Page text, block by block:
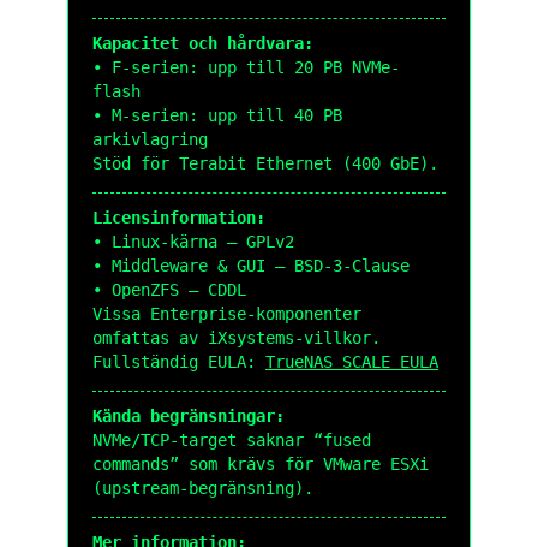
Kapacitet och hårdvara:
• F-serien: upp till 20 PB NVMe-
flash
• M-serien: upp till 40 PB
arkivlagring
Stöd för Terabit Ethernet (400 GbE).
Licensinformation:
• Linux-kärna – GPLv2
• Middleware & GUI – BSD-3-Clause
• OpenZFS – CDDL
Vissa Enterprise-komponenter
omfattas av iXsystems-villkor.
Fullständig EULA: TrueNAS SCALE EULA
Kända begränsningar:
NVMe/TCP-target saknar “fused
commands” som krävs för VMware ESXi
(upstream-begränsning).
Mer information: